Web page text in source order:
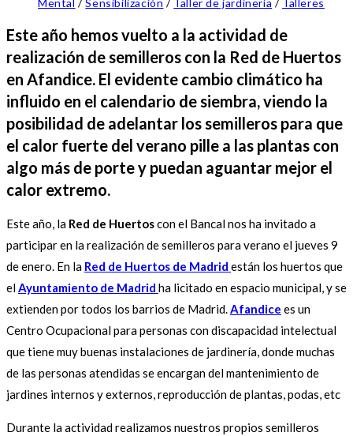
Mental / Sensibilización / Taller de jardinería / Talleres
Este año hemos vuelto a la actividad de
realización de semilleros con la Red de Huertos
en Afandice. El evidente cambio climático ha
influido en el calendario de siembra, viendo la
posibilidad de adelantar los semilleros para que
el calor fuerte del verano pille a las plantas con
algo más de porte y puedan aguantar mejor el
calor extremo.
Este año, la Red de Huertoscon el Bancal nos ha invitado a
participar en la realización de semilleros para verano el jueves 9
de enero. En la Red de Huertos de Madrid están los huertos que
elAyuntamiento de Madrid ha licitado en espacio municipal, y se
extienden por todos los barrios de Madrid.Afandice es un
Centro Ocupacional para personas con discapacidad intelectual
que tiene muy buenas instalaciones de jardinería, donde muchas
de las personas atendidas se encargan del mantenimiento de
jardines internos y externos, reproducción de plantas, podas, etc
Durante la actividad realizamos nuestros propios semilleros